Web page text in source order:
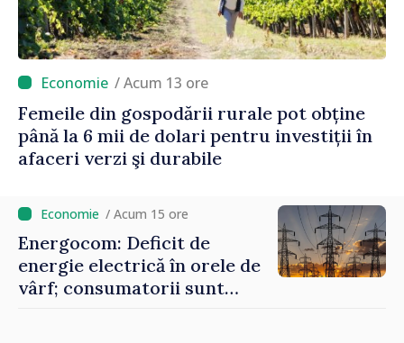
/ Acum 13 ore
Femeile din gospodării rurale pot obține
până la 6 mii de dolari pentru investiții în
afaceri verzi şi durabile
/ Acum 15 ore
Energocom: Deficit de
energie electrică în orele de
vârf; consumatorii sunt